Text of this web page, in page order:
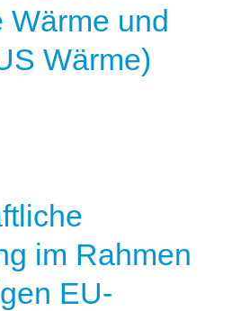
Wärme und
Wärme)
im Rahmen
EU-